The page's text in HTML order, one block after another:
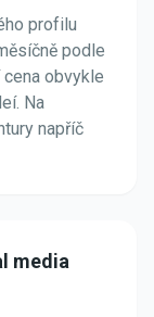
profilu
podle
obvykle
Na
napříč
media